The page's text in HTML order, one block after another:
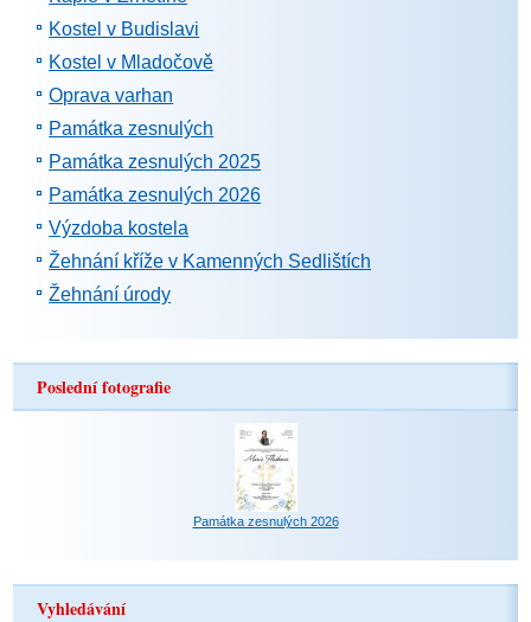
Kostel v Budislavi
Kostel v Mladočově
Oprava varhan
Památka zesnulých
Památka zesnulých 2025
Památka zesnulých 2026
Výzdoba kostela
Žehnání kříže v Kamenných Sedlištích
Žehnání úrody
Poslední fotografie
Památka zesnulých 2026
Vyhledávání